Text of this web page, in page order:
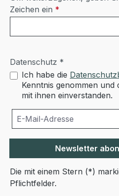
Zeichen ein *
Datenschutz *
Ich habe die
Kenntnis genommen und
mit ihnen einverstanden.
Newsletter
Die mit einem Stern (*)
Pflichtfelder.